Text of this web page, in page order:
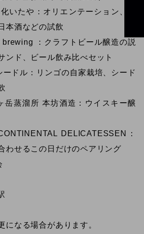
いたや：オリエンテーション、伊
本酒などの試飲
：クラフトビール醸造の説
ンド、ビール飲み比べセット
ドル：リンゴの自家栽培、シード
蒸溜所 本坊酒造：ウイスキー醸
DELICATESSEN：
わせるこの日だけのペアリング
なる場合があります。